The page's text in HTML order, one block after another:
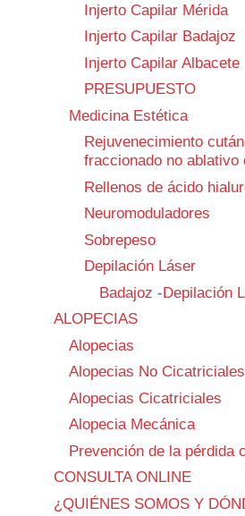
Injerto Capilar Mérida
Injerto Capilar Badajoz
Injerto Capilar Albacete
PRESUPUESTO
Medicina Estética
Rejuvenecimiento
fraccionado no ablativo
Rellenos de ácido
Neuromoduladores
Sobrepeso
Depilación Láser
Badajoz -Depilación
ALOPECIAS
Alopecias
Alopecias No Cicatriciales
Alopecias Cicatriciales
Alopecia Mecánica
Prevención de la pérdida
CONSULTA ONLINE
¿QUIÉNES SOMOS Y